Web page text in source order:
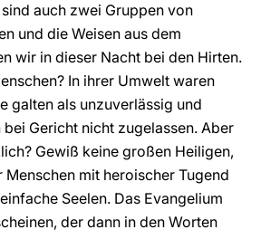
auch zwei Gruppen von
und die Weisen aus dem
wir in dieser Nacht bei den Hirten.
In ihrer Umwelt waren
galten als unzuverlässig und
Gericht nicht zugelassen. Aber
Gewiß keine großen Heiligen,
Menschen mit heroischer Tugend
Seelen. Das Evangelium
der dann in den Worten